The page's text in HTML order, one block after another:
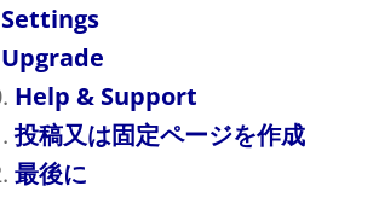
Settings
Upgrade
Help & Support
投稿又は固定ページを作成
最後に